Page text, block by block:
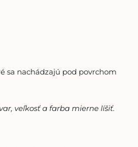
sa nachádzajú pod povrchom
veľkosť a farba mierne líšiť.